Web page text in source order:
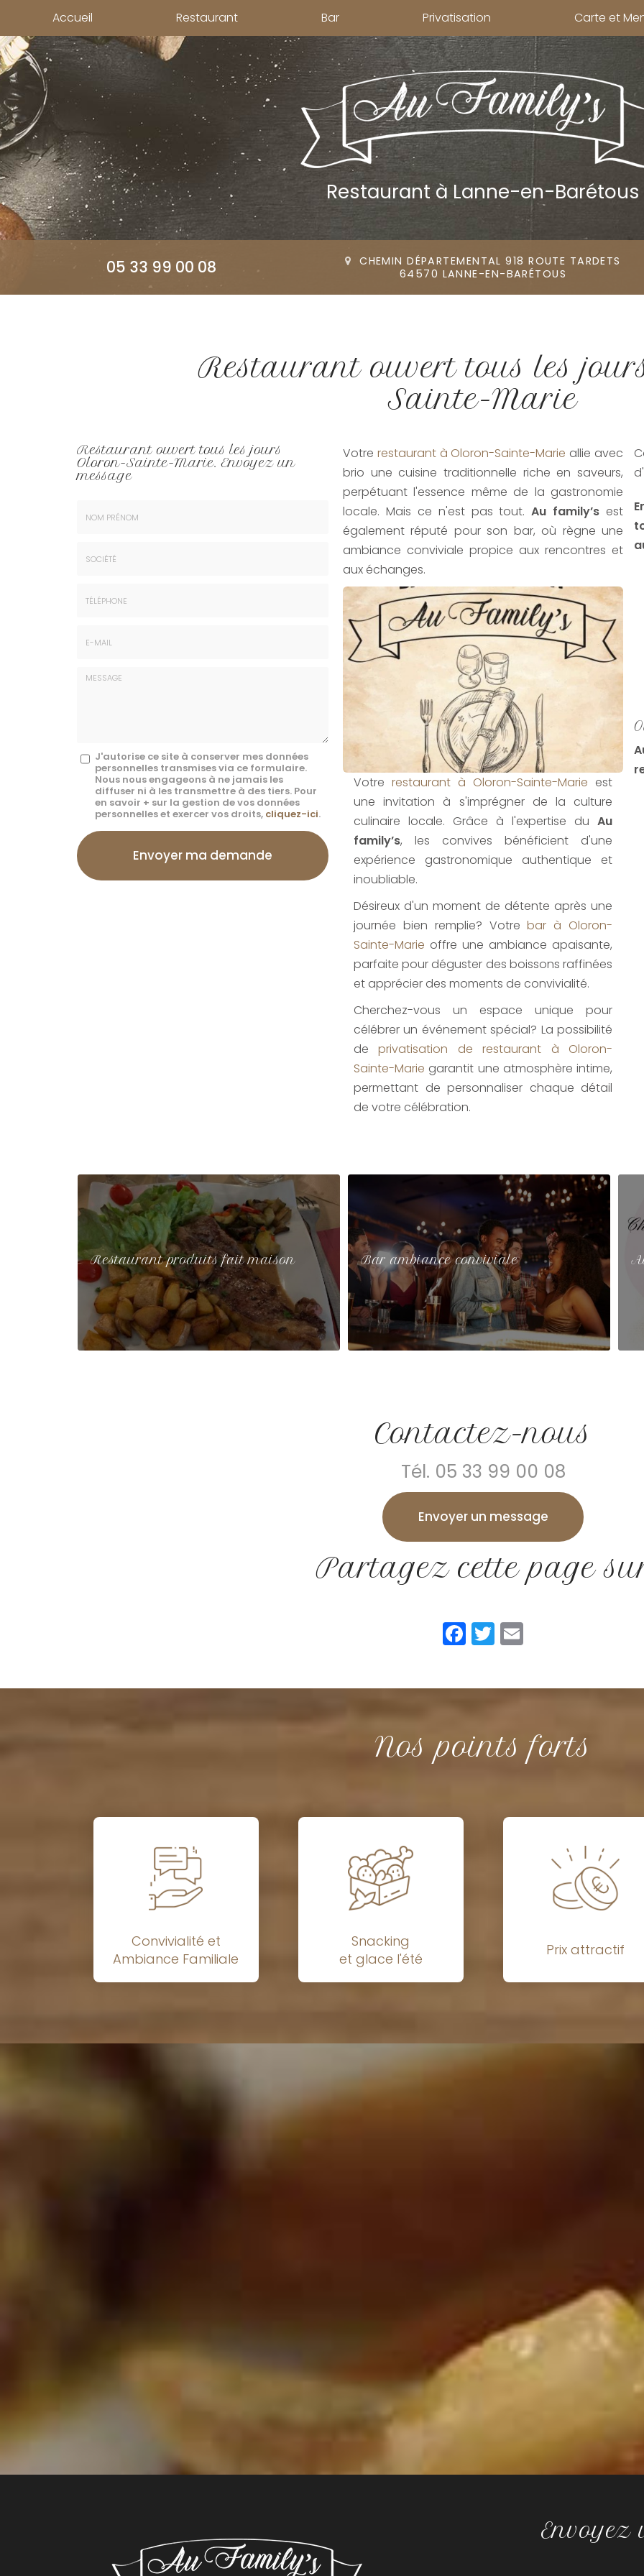
contenu
principal
Accueil Restaurant Bar Privatisation Carte et
Restaurant à Lanne-en-Barétous
05 33 99 00 08
CHEMIN DÉPARTEMENTAL 918 ROUTE TARDETS
64570 LANNE-EN-BARÉTOUS
Restaurant ouvert tous les
Sainte-Marie
Restaurant ouvert tous les jours
Oloron-Sainte-Marie.Envoyez un
message
Message
J'autorise ce site à conserver mes données
personnelles transmises via ce formulaire.
Nous nous engageons à ne jamais les
diffuser ni à les transmettre à des tiers. Pour
en savoir + sur la gestion de vos données
personnelles et exercer vos droits, cliquez-ici.
Acceptation
RGPD
*
Envoyer ma demande
Votre restaurant à Oloron-Sainte-Marie allie avec
brio une cuisine traditionnelle riche en saveurs,
perpétuant l'essence même de la gastronomie
locale. Mais ce n'est pas tout.Au family’s est
également réputé pour son bar, où règne une
ambiance conviviale propice aux rencontres et
aux échanges.
Votre restaurant à Oloron-Sainte-Marie est
une invitation à s'imprégner de la culture
culinaire locale. Grâce à l'expertise du Au
family’s, les convives bénéficient d'une
expérience gastronomique authentique et
inoubliable.
Désireux d'un moment de détente après une
journée bien remplie? Votrebar à Oloron-
Sainte-Marie offre une ambiance apaisante,
parfaite pour déguster des boissons raffinées
et apprécier des moments de convivialité.
Cherchez-vous un espace unique pour
célébrer un événement spécial? La possibilité
deprivatisation de restaurant à Oloron-
Sainte-Marie garantit une atmosphère intime,
permettant de personnaliser chaque détail
de votre célébration.
Restaurant produits fait maison Bar ambiance conviviale
Contactez-nous
Tél. 05 33 99 00 08
Envoyer un message
Partagez cette page
Facebook
Twitter
Nos points forts
Convivialité et
Ambiance Familiale
Snacking
et glace l'été
Prix attractif
Envoyez